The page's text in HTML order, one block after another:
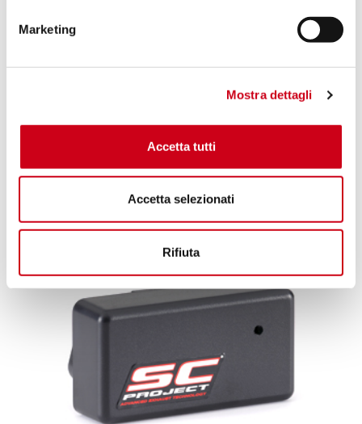
Marketing
Mostra dettagli
Accetta tutti
Accetta selezionati
Rifiuta
SLIP-ON